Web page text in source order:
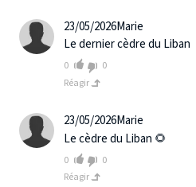
23/05/2026Marie
Le dernier cèdre du Liban
0
0
Réagir
23/05/2026Marie
Le cèdre du Liban 🌻
0
0
Réagir